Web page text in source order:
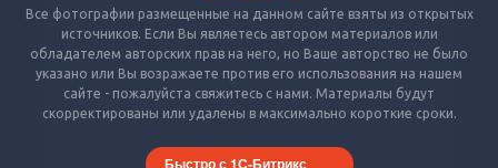
Все фотографии размещенные на данном сайте взяты из открытых
источников. Если Вы являетесь автором материалов или
обладателем авторских прав на него, но Ваше авторство не было
указано или Вы возражаете против его использования на нашем
сайте - пожалуйста свяжитесь с нами. Материалы будут
скорректированы или удалены в максимально короткие сроки.
Быстро с 1С-Битрикс